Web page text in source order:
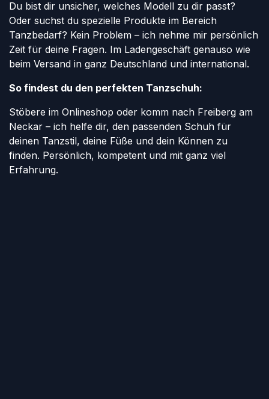
Du bist dir unsicher, welches Modell zu dir passt?
Oder suchst du spezielle Produkte im Bereich
Tanzbedarf? Kein Problem – ich nehme mir persönlich
Zeit für deine Fragen. Im Ladengeschäft genauso wie
beim Versand in ganz Deutschland und international.
So findest du den perfekten Tanzschuh:
Stöbere im Onlineshop oder komm nach Freiberg am
Neckar – ich helfe dir, den passenden Schuh für
deinen Tanzstil, deine Füße und dein Können zu
finden. Persönlich, kompetent und mit ganz viel
Erfahrung.